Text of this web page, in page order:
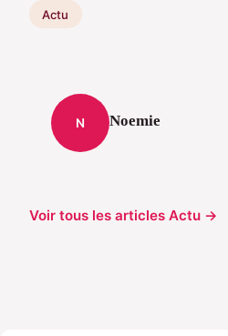
Actu
N Noemie
Voir tous les articles Actu →